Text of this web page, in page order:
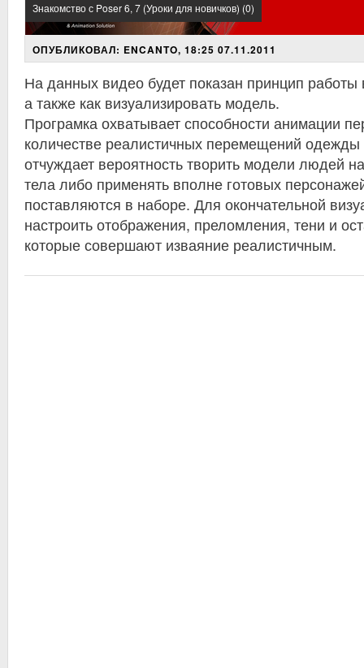
Знакомство с Poser 6, 7 (Уроки для новичков) (0)
ОПУБЛИКОВАЛ: ENCANTO, 18:25 07.11.2011
На данных видео будет показан принцип
а также как визуализировать модель.
Програмка охватывает способности анимации
количестве реалистичных перемещений
отчуждает вероятность творить модели людей
тела либо применять вполне готовых
поставляются в наборе. Для окончательной
настроить отображения, преломления, тени и
которые совершают изваяние реалистичным.